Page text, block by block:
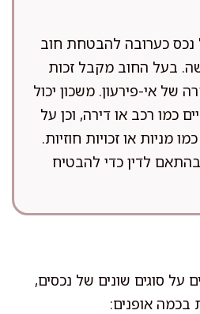
נכס כערובה להבטחת חוב
בעל החוב מקבל זכות
אי-פירעון. משכון יכול
כמו רכב או דירה, וכן על
מניות או זכויות חוזיות.
לדין כדי להבטיח
על סוגים שונים של נכסים,
בכמה אופנים: